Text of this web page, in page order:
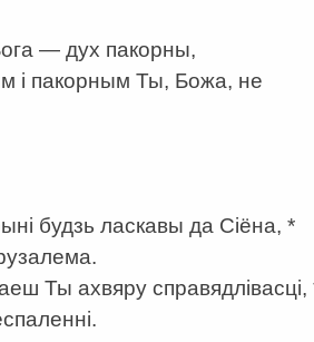
— дух пакорны,
і пакорным Ты, Божа, не
будзь ласкавы да Сіёна, *
Ты ахвяру справядлівасці,